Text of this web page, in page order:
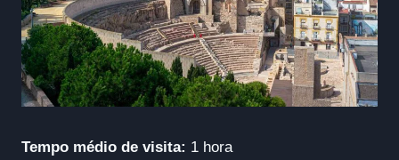
Tempo médio de visita: 1 hora